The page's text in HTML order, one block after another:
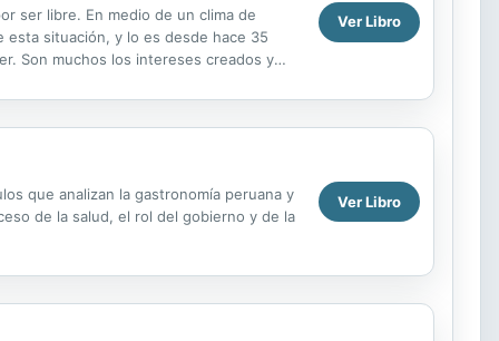
ser libre. En medio de un clima de
esta situación, y lo es desde hace 35
Son muchos los intereses creados y
Ver Libro
que analizan la gastronomía peruana y
de la salud, el rol del gobierno y de la
Ver Libro